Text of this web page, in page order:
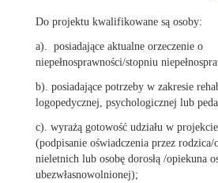
Do projektu kwalifikowane są osoby:
a). posiadające aktualne orzeczenie o
niepełnosprawności/stopniu
b). posiadające potrzeby w zakresie
logopedycznej, psychologicznej lub
c). wyrażą gotowość udziału w
(podpisanie oświadczenia przez rodzica/
nieletnich lub osobę dorosłą /opiekuna
ubezwłasnowolnionej);